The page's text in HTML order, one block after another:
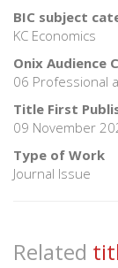
BIC subject
KC Economics
Onix Audience
06 Professional
Title First
09 November
Type of Work
Journal Issue
Related